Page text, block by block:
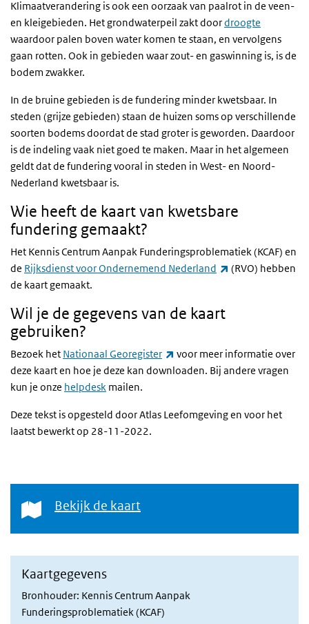
Klimaatverandering is ook een oorzaak van paalrot in de veen-
en kleigebieden. Het grondwaterpeil zakt doordroogte
waardoor palen boven water komen te staan, en vervolgens
gaan rotten. Ook in gebieden waar zout- en gaswinning is, is de
bodem zwakker.
In de bruine gebieden is de fundering minder kwetsbaar. In
steden (grijze gebieden) staan de huizen soms op verschillende
soorten bodems doordat de stad groter is geworden. Daardoor
is de indeling vaak niet goed te maken. Maar in het algemeen
geldt dat de fundering vooral in steden in West- en Noord-
Nederland kwetsbaar is.
Wie heeft de kaart van kwetsbare
fundering gemaakt?
Het Kennis Centrum Aanpak Funderingsproblematiek (KCAF) en
de Rijksdienst voor Ondernemend Nederland (externe link)
(RVO) hebben
de kaart gemaakt.
Wil je de gegevens van de kaart
gebruiken?
Bezoek het Nationaal Georegister (externe link)
voor meer informatie over
deze kaart en hoe je deze kan downloaden. Bij andere vragen
kun je onze helpdesk mailen.
Deze tekst is opgesteld door Atlas Leefomgeving en voor het
laatst bewerkt op 28-11-2022.
Bekijk de kaart
Bekijk de kaart
Kaartgegevens
Bronhouder: Kennis Centrum Aanpak
Funderingsproblematiek (KCAF)